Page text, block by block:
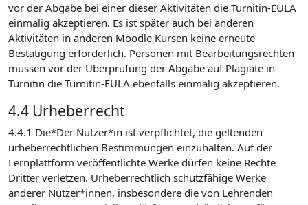
vor der Abgabe bei einer dieser Aktivitäten die Turnitin-EULA
einmalig akzeptieren. Es ist später auch bei anderen
Aktivitäten in anderen Moodle Kursen keine erneute
Bestätigung erforderlich. Personen mit Bearbeitungsrechten
müssen vor der Überprüfung der Abgabe auf Plagiate in
Turnitin die Turnitin-EULA ebenfalls einmalig akzeptieren.
4.4 Urheberrecht
4.4.1 Die*Der Nutzer*in ist verpflichtet, die geltenden
urheberrechtlichen Bestimmungen einzuhalten. Auf der
Lernplattform veröffentlichte Werke dürfen keine Rechte
Dritter verletzen. Urheberrechtlich schutzfähige Werke
anderer Nutzer*innen, insbesondere die von Lehrenden